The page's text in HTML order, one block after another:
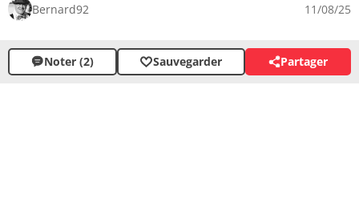
Bernard92 11/08/25
Noter (2) Sauvegarder Partager